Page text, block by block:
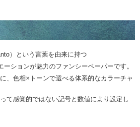
）という言葉を由来に持つ
ーションが魅力のファンシーペーパーです。
、色相×トーンで選べる体系的なカラーチャ
て感覚的ではない記号と数値により設定し